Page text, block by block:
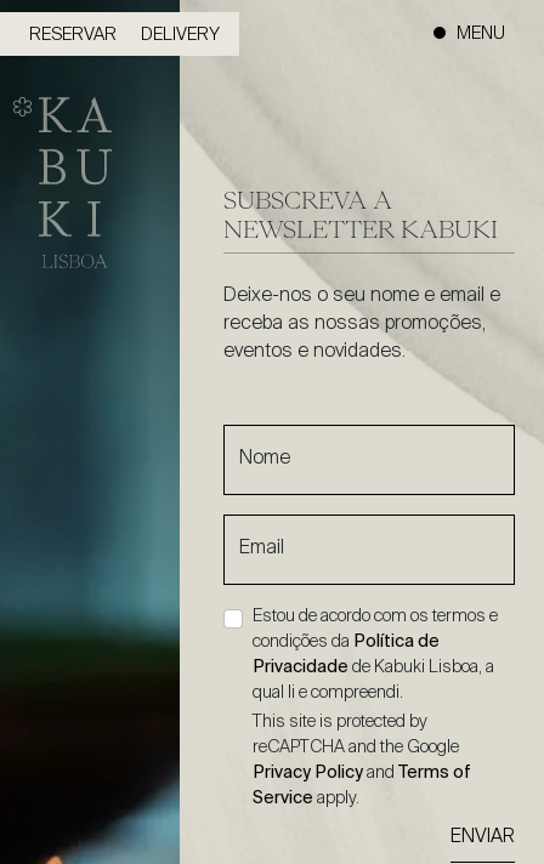
RESERVAR DELIVERY MENU
SUBSCREVA A
NEWSLETTER KABUKI
Deixe-nos o seu nome e email e
receba as nossas promoções,
eventos e novidades.
Nome
Email
Estou de acordo com os termos e
condições da Política de
Privacidade de Kabuki Lisboa, a
qual li e compreendi.
This site is protected by
reCAPTCHA and the Google
Privacy Policy andTerms of
Service apply.
ENVIAR